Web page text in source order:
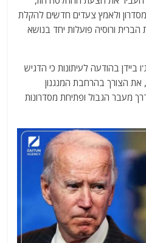
ולאמץ צעדים חדשים להקלת
ורוסיה פועלות יחד בנושא
בהודעה לעיתונות כי הדגיש
את הצורך בהרחבת המנגנון
מעבר הגבול ופתיחת מסדרונות